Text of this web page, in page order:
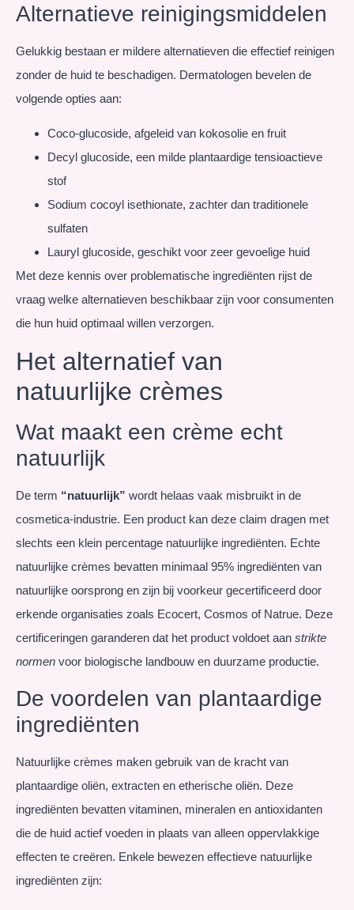
Alternatieve reinigingsmiddelen
Gelukkig bestaan er mildere alternatieven die effectief reinigen
zonder de huid te beschadigen. Dermatologen bevelen de
volgende opties aan:
Coco-glucoside, afgeleid van kokosolie en fruit
Decyl glucoside, een milde plantaardige tensioactieve
stof
Sodium cocoyl isethionate, zachter dan traditionele
sulfaten
Lauryl glucoside, geschikt voor zeer gevoelige huid
Met deze kennis over problematische ingrediënten rijst de
vraag welke alternatieven beschikbaar zijn voor consumenten
die hun huid optimaal willen verzorgen.
Het alternatief van
natuurlijke crèmes
Wat maakt een crème echt
natuurlijk
De term “natuurlijk” wordt helaas vaak misbruikt in de
cosmetica-industrie. Een product kan deze claim dragen met
slechts een klein percentage natuurlijke ingrediënten. Echte
natuurlijke crèmes bevatten minimaal 95% ingrediënten van
natuurlijke oorsprong en zijn bij voorkeur gecertificeerd door
erkende organisaties zoals Ecocert, Cosmos of Natrue. Deze
certificeringen garanderen dat het product voldoet aan strikte
normen voor biologische landbouw en duurzame productie.
De voordelen van plantaardige
ingrediënten
Natuurlijke crèmes maken gebruik van de kracht van
plantaardige oliën, extracten en etherische oliën. Deze
ingrediënten bevatten vitaminen, mineralen en antioxidanten
die de huid actief voeden in plaats van alleen oppervlakkige
effecten te creëren. Enkele bewezen effectieve natuurlijke
ingrediënten zijn: